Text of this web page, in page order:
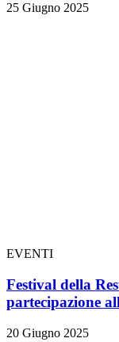
25 Giugno 2025
EVENTI
Festival della
partecipazione
20 Giugno 2025